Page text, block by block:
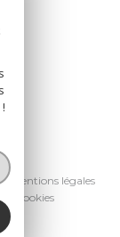
Mentions légales
Cookies